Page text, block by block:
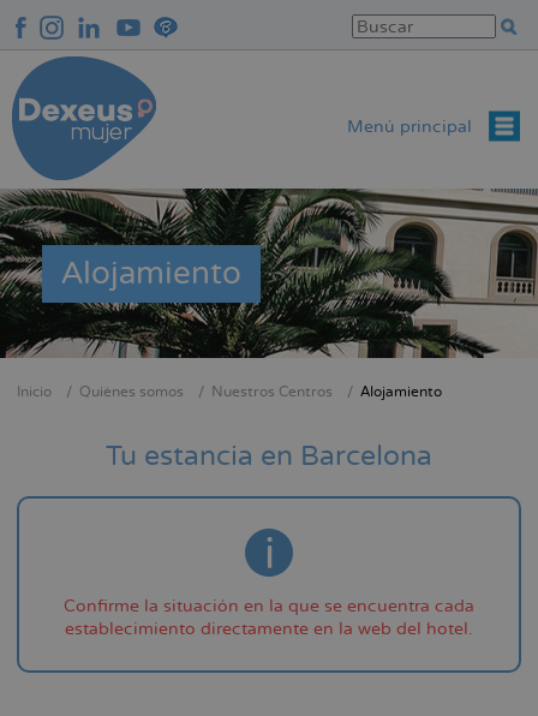
contenido
principal
Menú principal
Alojamiento
enlaces
ayuda
Inicio Quiénes somos Nuestros Centros Alojamiento
Tu estancia en Barcelona
Confirme la situación en la que se encuentra cada
establecimiento directamente en la web del hotel.